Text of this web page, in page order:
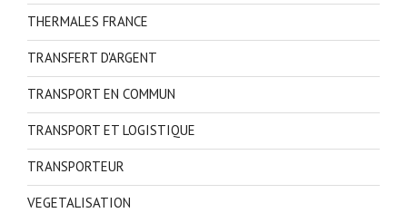
THERMALES FRANCE
TRANSFERT D'ARGENT
TRANSPORT EN COMMUN
TRANSPORT ET LOGISTIQUE
TRANSPORTEUR
VEGETALISATION